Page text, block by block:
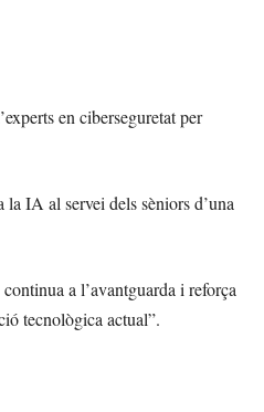
en ciberseguretat per
IA al servei dels sèniors d’una
a l’avantguarda i reforça
tecnològica actual”.